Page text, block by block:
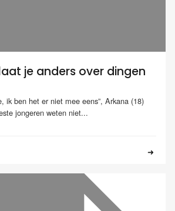
je anders over dingen
ik ben het er niet mee eens”, Arkana (18)
jongeren weten niet...